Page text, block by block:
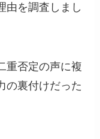
由を調査しまし
重否定の声に複
の裏付けだった